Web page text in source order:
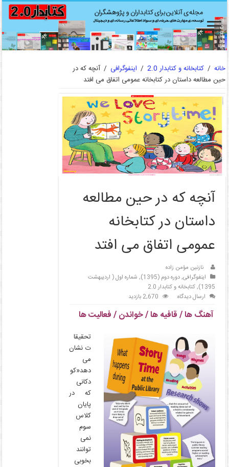
خانه / کتابخانه و کتابدار 2.0 / اینفوگرافی / آنچه که در
حین مطالعه داستان در کتابخانه عمومی اتفاق می افتد
آنچه که در حین مطالعه
داستان در کتابخانه
عمومی اتفاق می افتد
نازنین مؤمن زاده
اینفوگرافی,دوره دوم (1395) , شماره اول ( اردیبهشت
1395)
,کتابخانه و کتابدار 2.0
ارسال دیدگاه
2,670 بازدید
آهنگ ها / قافیه ها / خواندن / فعالیت ها
تحقیقا
ت نشان
می
دهد«کو
دکانی
که در
پایان
کلاس
سوم
نمی
توانند
بخوبی